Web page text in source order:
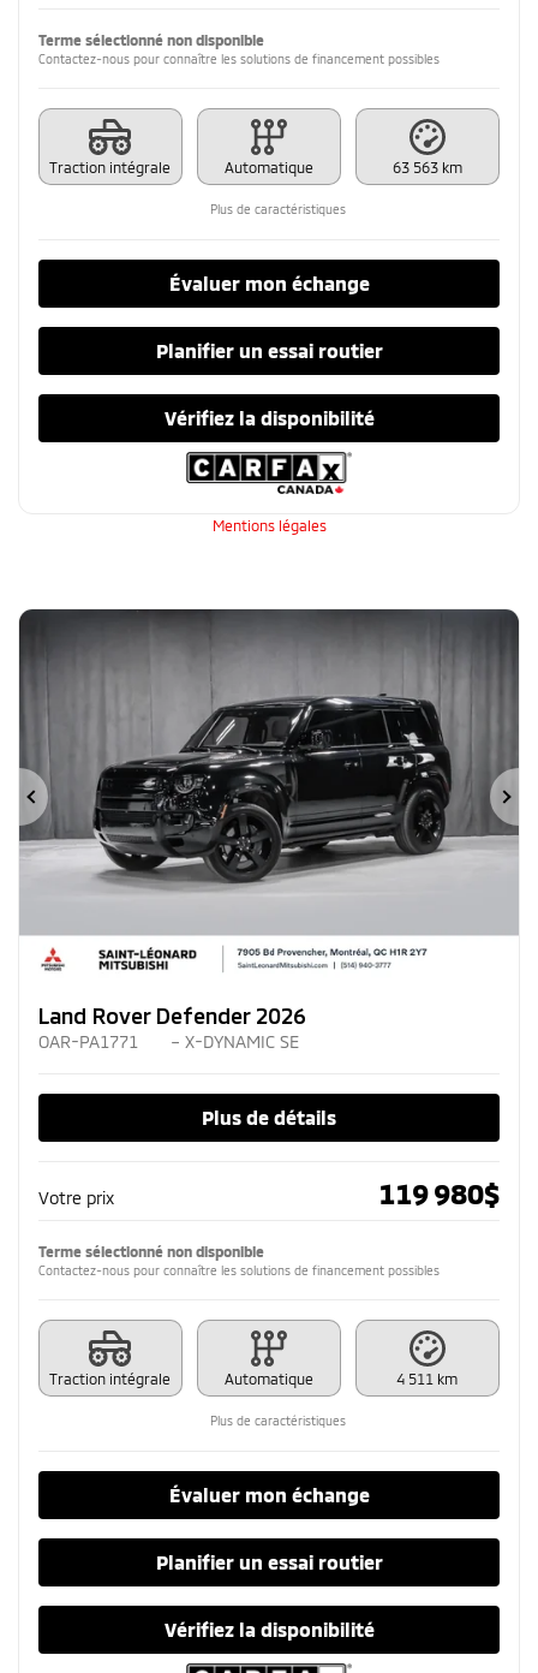
Terme sélectionné non disponible
Contactez-nous pour connaître les solutions de financement possibles
Traction intégrale Automatique 63 563 km
Plus de caractéristiques
Évaluer mon échange
Planifier un essai routier
Vérifiez la disponibilité
Mentions légales
Précédent
Land Rover Defender 2026
OAR-PA1771 – X-DYNAMIC SE
Plus de détails
Votre prix 119 980$
Terme sélectionné non disponible
Contactez-nous pour connaître les solutions de financement possibles
Traction intégrale Automatique 4 511 km
Plus de caractéristiques
Évaluer mon échange
Planifier un essai routier
Vérifiez la disponibilité